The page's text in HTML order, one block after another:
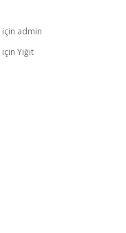
için admin
için Yiğit